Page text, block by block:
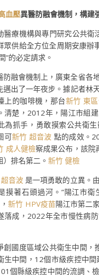
血壓異醫防融會機制，構建
醫療機構與專門研究公共衛
眾供給全方位全周期安康辦
”的必定請求。
防融會機制上，廣東全省各
邁出了一年夜步。據記者林
上的咖啡機，那台新竹 東
清楚，2012年，陽江市組
為抓手，勇敢摸索公共衛
可新竹 超音波 點的成效。
成人健檢察成果公布，該院
）排名第二。 新竹 健檢
音波 是一項勇敢的立異。
摸著石頭過河。”陽江市衛
新竹 HPV疫苗陽江市第二
落成，2022年全市慢性病
創國度區域公共衛生中間，
生中間，12個市級疾控中
個縣級疾控中間的流調、